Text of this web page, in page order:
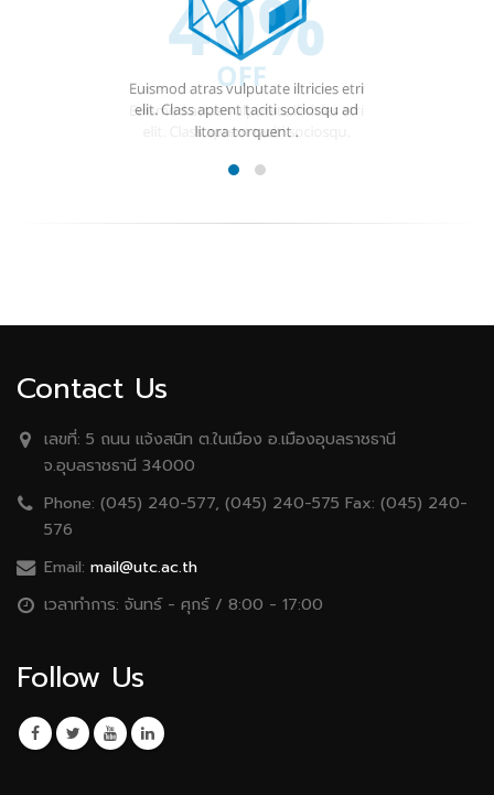
Contact Us
เลขที่: 5 ถนน เเจ้งสนิท ต.ในเมือง อ.เมืองอุบลราชธานี
จ.อุบลราชธานี 34000
Phone: (045) 240-577, (045) 240-575 Fax: (045) 240-
576
Email: mail@utc.ac.th
เวลาทำการ: จันทร์ - ศุกร์ / 8:00 - 17:00
Follow Us